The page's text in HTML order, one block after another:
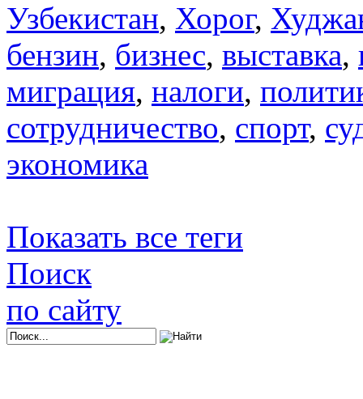
Узбекистан, Хорог,
бензин, бизнес, выставка,
миграция, налоги,
сотрудничество, спорт,
экономика
Показать все теги
Поиск
по сайту